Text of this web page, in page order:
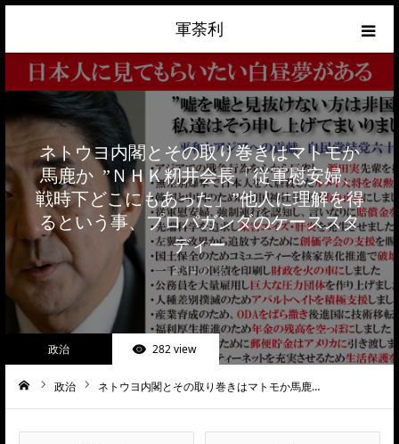
軍荼利
ネトウヨ内閣とその取り巻きはマトモか
馬鹿か ”ＮＨＫ籾井会長「従軍慰安婦、
戦時下どこにもあった」”他人に理解を得
るという事、プロパガンダのケーススタ
ディー
2014.01.26
政治 282 view
政治 ネトウヨ内閣とその取り巻きはマトモか馬鹿…
経済
ネトウヨ
政治
ライフハック
サイトマップ
about
お問合せ